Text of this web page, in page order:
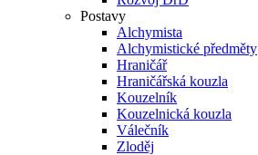
Postavy
Alchymista
Alchymistické předměty
Hraničář
Hraničářská kouzla
Kouzelník
Kouzelnická kouzla
Válečník
Zloděj